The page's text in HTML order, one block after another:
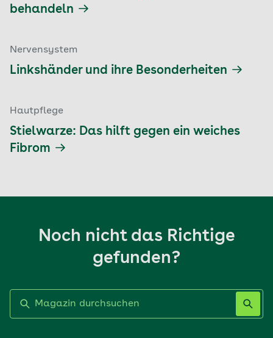
behandeln
Nervensystem
Linkshänder und ihre Besonderheiten
Hautpflege
Stielwarze: Das hilft gegen ein weiches
Fibrom
Noch nicht das Richtige
gefunden?